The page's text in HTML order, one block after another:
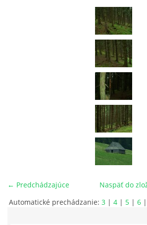
lesnianskahola@outlook.sk
© 2026 eStránky.sk
← Predchádzajúce
Naspäť do
Automatické prechádzanie: 3| 4| 5| 6|